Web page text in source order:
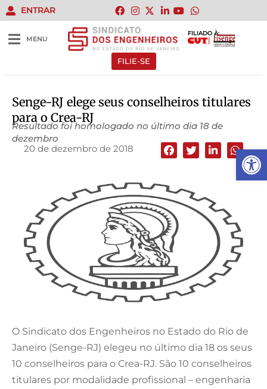
Abrir
ENTRAR
MENU
FILIADO À:
FILIE-SE
Senge-RJ elege seus conselheiros titulares
para o Crea-RJ
Resultado foi homologado no último dia 18 de
dezembro
20 de dezembro de 2018
O Sindicato dos Engenheiros no Estado do Rio de
Janeiro (Senge-RJ) elegeu no último dia 18 os seus
10 conselheiros para o Crea-RJ. São 10 conselheiros
titulares por modalidade profissional – engenharia